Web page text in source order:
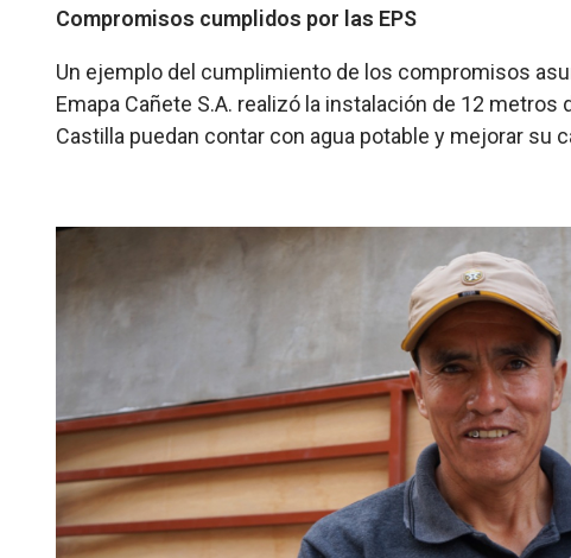
Compromisos cumplidos por las EPS
Un ejemplo del cumplimiento de los compromisos
Emapa Cañete S.A. realizó la instalación de 12
Castilla puedan contar con agua potable y mejorar su